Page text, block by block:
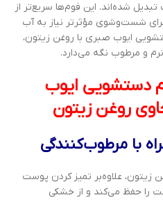
شده‌اند. این فوم‌ها سریع‌تر از
شست‌وشوی مؤثرتر نیاز به آب
ایوب صبری با روغن زیتون،
و مرطوب نگه می‌دارد.
دستشویی ایوب
علاوه‌بر تمیز کردن پوست
را حفظ می‌کند و از خشکی